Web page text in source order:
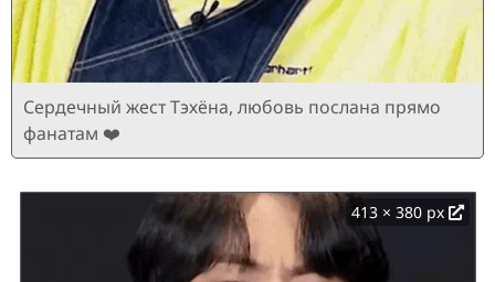
Сердечный жест Тэхёна, любовь послана прямо
фанатам ❤️
413 × 380 px